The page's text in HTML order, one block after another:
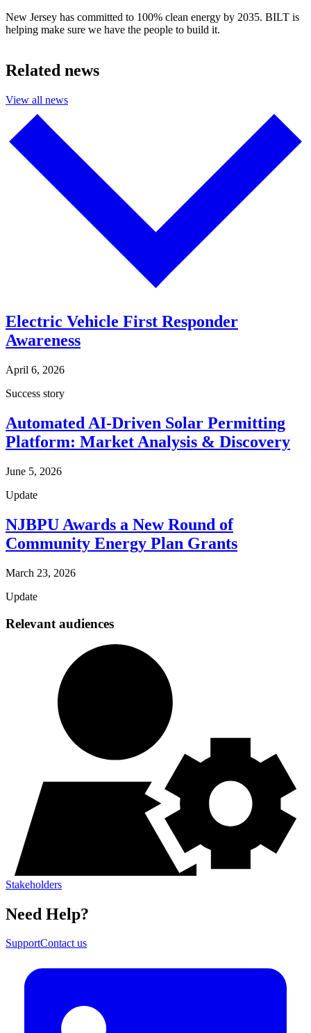
New Jersey has committed to 100% clean energy by 2035. BILT is
helping make sure we have the people to build it.​​​​‌ ‍ ​‍​‍‌‍ ‌ ​‍‌‍‍‌‌‍‌ ‌‍‍‌‌‍ ‍​‍​‍​ ‍‍​‍​‍‌ ​ ‌‍​‌‌‍ ‍‌‍‍‌‌ ‌​‌ ‍‌​‍ ‍‌‍‍‌‌‍ ​‍​‍​‍ ​​‍​‍‌‍‍​‌ ​‍‌‍‌‌‌‍‌‍​‍​‍​ ‍‍​‍​‍‌‍‍​‌ ‌​‌ ‌​‌ ​​​ ‍‍​‍ ​‍ ‌‍ ​‌‍ ‌‍​ ‌‍​‌‌‍ ​‌‍‍​‌‍ ‌ ​ ‌ ‌​​ ‍‍​ ​ ​ ​ ​ ​ ​ ​ ​‍ ‌‍‍‌‌‍ ‍‌ ‌​‌‍‌‌‌‍ ‍‌ ‌​​‍ ‌‍‌‌‌‍‌​‌‍‍‌‌ ‌​​‍ ‌‍ ‌‌‍ ‌‍‌​‌‍‌‌​ ‌‌ ​​‌ ​‍‌‍‌‌‌ ​ ‌‍‌‌‌‍ ‍‌ ‌​‌‍​‌‌ ‌​‌‍‍‌‌‍ ‌‍ ‍​ ‍ ‌‍‍‌‌‍‌​​ ‌​ ‍‌‌‍‌‍‌‍​ ​ ‌​​ ‌ ‌‍​ ​ ‍​​ ‌‍​‍ ‌‌‍​‍​ ‍​​ ‌‍​ ‌‍​‍ ‌​ ‌​​ ‌‍‌‍​‌​ ​​​‍ ‌‌‍​‍​ ‌ ‌‍‌‍‌‍​‍​‍ ‌‌‍‌‍​ ‍‌​ ‌ ​ ​‍‌‍‌‌‌‍​‍‌‍‌‍​ ​​‌‍‌‌‌‍‌‌‌‍‌‍​ ‍‌​ ‍ ‌ ‌​‌ ‍‌‌ ​​‌‍‌‌​ ‌‌‍​‌‌ ​‍‌ ‌​‌‍‍‌‌‍​ ‌‍ ​‌‍‌‌​ ‍ ‌ ​​‌‍​‌‌ ‌​‌‍‍​​ ‌‌ ​ ‌‍‌‌‌‍​ ‌ ‌​‌‍‍‌‌‍ ‌‍ ‍‌ ​ ​‍‌‌​ ‌‌‌​​‍‌‌ ‌‍‍ ‌‍‌‌‌ ‍‌​‍‌‌​ ​ ‌​‌​​‍‌‌​ ​ ‌​‌​​‍‌‌​ ​‍​ ​‍​ ‌‌​ ‌ ‌‍​‌‌‍​‌‌‍​ ​ ​​‌‍‌​‌‍​‍‌‍​ ‌‍‌​‌‍‌‍​ ‌ ​‍‌‌​ ​‍​ ​‍​‍‌‌​ ‌‌‌​‌​​‍ ‍‌‍​ ‌‍ ‌‍ ‍‌ ‌​‌‍‌‌‌‍ ‍‌ ‌​​‍‌‌​ ‌‌‌​​‍‌‌ ‌‍‍ ‌‍‌‌‌ ‍‌​‍‌‌​ ​ ‌​‌​​‍‌‌​ ​ ‌​‌​​‍‌‌​ ​‍​ ​‍​ ‌‌​ ‌​‌‍‌‍​ ​‌​ ​ ​ ​​‌‍​ ‌‍​ ‌‍‌​​ ‌ ​ ‌​​ ‌‍​‍‌‌​ ​‍​ ​‍​‍‌‌​ ‌‌‌​‌​​‍ ‍‌‍​ ‌‍‍​‌‍‍‌‌‍ ​‌‍‌​‌ ​‍‌‍‌‌‌‍ ‍​‍‌‌​ ‌‌‌​​‍‌‌ ‌‍‍ ‌‍‌‌‌ ‍‌​‍‌‌​ ​ ‌​‌​​‍‌‌​ ​ ‌​‌​​‍‌‌​ ​‍​ ​‍‌‍​‌​ ‍‌​ ‌​‌‍‌‌​ ‌‌‌‍​‍​ ​​​ ‌‍‌‍​ ​ ​ ​ ​‌‌‍‌‍​‍‌‌​ ​‍​ ​‍​‍‌‌​ ‌‌‌​‌​​‍ ‍‌ ‌​‌‍‌‌‌ ‍​‌ ‌​​ ‌‍​‍‌‍​‌‌ ​ ‌‍‌‌‌‌‌‌‌ ​‍‌‍ ​​ ‌‌‍‍​‌ ‌​‌ ‌​‌ ​​​‍‌‌​ ​ ‌​​‌​‍‌‌​ ​‍‌​‌‍​‍‌‌​ ​‍‌​‌‍‌‍ ​‌‍ ‌‍​ ‌‍​‌‌‍ ​‌‍‍​‌‍ ‌ ​ ‌ ‌​​‍‌‌​ ​ ‌​​‌​ ​ ​ ​ ​ ​ ​ ​ ​‍‌‍‌‍‍‌‌‍‌​​ ‌​ ‍‌‌‍‌‍‌‍​ ​ ‌​​ ‌ ‌‍​ ​ ‍​​ ‌‍​‍ ‌‌‍​‍​ ‍​​ ‌‍​ ‌‍​‍ ‌​ ‌​​ ‌‍‌‍​‌​ ​​​‍ ‌‌‍​‍​ ‌ ‌‍‌‍‌‍​‍​‍ ‌‌‍‌‍​ ‍‌​ ‌ ​ ​‍‌‍‌‌‌‍​‍‌‍‌‍​ ​​‌‍‌‌‌‍‌‌‌‍‌‍​ ‍‌​‍‌‍‌ ‌​‌ ‍‌‌ ​​‌‍‌‌​ ‌‌‍​‌‌ ​‍‌ ‌​‌‍‍‌‌‍​ ‌‍ ​‌‍‌‌​‍‌‍‌ ​​‌‍​‌‌ ‌​‌‍‍​​ ‌‌ ​ ‌‍‌‌‌‍​ ‌ ‌​‌‍‍‌‌‍ ‌‍ ‍‌ ​ ​‍‌‌​ ‌‌‌​​‍‌‌ ‌‍‍ ‌‍‌‌‌ ‍‌​‍‌‌​ ​ ‌​‌​​‍‌‌​ ​ ‌​‌​​‍‌‌​ ​‍​ ​‍​ ‌‌​ ‌ ‌‍​‌‌‍​‌‌‍​ ​ ​​‌‍‌​‌‍​‍‌‍​ ‌‍‌​‌‍‌‍​ ‌ ​‍‌‌​ ​‍​ ​‍​‍‌‌​ ‌‌‌​‌​​‍ ‍‌‍​ ‌‍ ‌‍ ‍‌ ‌​‌‍‌‌‌‍ ‍‌ ‌​​‍‌‌​ ‌‌‌​​‍‌‌ ‌‍‍ ‌‍‌‌‌ ‍‌​‍‌‌​ ​ ‌​‌​​‍‌‌​ ​ ‌​‌​​‍‌‌​ ​‍​ ​‍​ ‌‌​ ‌​‌‍‌‍​ ​‌​ ​ ​ ​​‌‍​ ‌‍​ ‌‍‌​​ ‌ ​ ‌​​ ‌‍​‍‌‌​ ​‍​ ​‍​‍‌‌​ ‌‌‌​‌​​‍ ‍‌‍​ ‌‍‍​‌‍‍‌‌‍ ​‌‍‌​‌ ​‍‌‍‌‌‌‍ ‍​‍‌‌​ ‌‌‌​​‍‌‌ ‌‍‍ ‌‍‌‌‌ ‍‌​‍‌‌​ ​ ‌​‌​​‍‌‌​ ​ ‌​‌​​‍‌‌​ ​‍​ ​‍‌‍​‌​ ‍‌​ ‌​‌‍‌‌​ ‌‌‌‍​‍​ ​​​ ‌‍‌‍​ ​ ​ ​ ​‌‌‍‌‍​‍‌‌​ ​‍​ ​‍​‍‌‌​ ‌‌‌​‌​​‍ ‍‌ ‌​‌‍‌‌‌ ‍​‌ ‌​​‍‌‍‌ ​​‌‍‌‌‌ ​‍‌ ​ ‌ ​​‌‍‌‌‌‍​ ‌ ‌​‌‍‍‌‌ ‌‍‌‍‌‌​ ‌‌ ​​‌ ‌‌‌‍​‍‌‍ ​‌‍‍‌‌ ​ ‌‍‍​‌‍‌‌‌‍‌​​‍​‍‌ ‌
Related news
View all news
Electric Vehicle First Responder
Awareness​​​​‌ ‍ ​‍​‍‌‍ ‌ ​‍‌‍‍‌‌‍‌ ‌‍‍‌‌‍ ‍​‍​‍​ ‍‍​‍​‍‌ ​ ‌‍​‌‌‍ ‍‌‍‍‌‌ ‌​‌ ‍‌​‍ ‍‌‍‍‌‌‍ ​‍​‍​‍ ​​‍​‍‌‍‍​‌ ​‍‌‍‌‌‌‍‌‍​‍​‍​ ‍‍​‍​‍‌‍‍​‌ ‌​‌ ‌​‌ ​​​ ‍‍​‍ ​‍ ‌‍ ​‌‍ ‌‍​ ‌‍​‌‌‍ ​‌‍‍​‌‍ ‌ ​ ‌ ‌​​ ‍‍​ ​ ​ ​ ​ ​ ​ ​ ​‍ ‌‍‍‌‌‍ ‍‌ ‌​‌‍‌‌‌‍ ‍‌ ‌​​‍ ‌‍‌‌‌‍‌​‌‍‍‌‌ ‌​​‍ ‌‍ ‌‌‍ ‌‍‌​‌‍‌‌​ ‌‌ ​​‌ ​‍‌‍‌‌‌ ​ ‌‍‌‌‌‍ ‍‌ ‌​‌‍​‌‌ ‌​‌‍‍‌‌‍ ‌‍ ‍​ ‍ ‌‍‍‌‌‍‌​​ ‌​ ​​​ ‌​‌‍‌‍‌‍‌​​ ​ ​ ​‌‌‍​ ​ ‌‌​‍ ‌‌‍‌​​ ‍‌​ ‌ ​ ‍​​‍ ‌​ ‌​​ ‌‍​ ​ ​ ‌‍​‍ ‌​ ‍‌​ ​‍​ ‌​​ ​ ​‍ ‌​ ​‌​ ‍​‌‍​‍​ ​‌​ ‌‌​ ‌ ‌‍​ ​ ‌‍‌‍‌‍​ ​​​ ‌‍‌‍​‌​ ‍ ‌ ‌​‌ ‍‌‌ ​​‌‍‌‌​ ‌‌‍​‌‌ ​‍‌ ‌​‌‍‍‌‌‍​ ‌‍ ​‌‍‌‌​ ‍ ‌ ​​‌‍​‌‌ ‌​‌‍‍​​ ‌‌ ‌​‌‍‍‌‌ ‌​‌‍ ​‌‍‌‌​ ‌‍​‍‌‍​‌‌ ​ ‌‍‌‌‌‌‌‌‌ ​‍‌‍ ​​ ‌‌‍‍​‌ ‌​‌ ‌​‌ ​​​‍‌‌​ ​ ‌​​‌​‍‌‌​ ​‍‌​‌‍​‍‌‌​ ​‍‌​‌‍‌‍ ​‌‍ ‌‍​ ‌‍​‌‌‍ ​‌‍‍​‌‍ ‌ ​ ‌ ‌​​‍‌‌​ ​ ‌​​‌​ ​ ​ ​ ​ ​ ​ ​ ​‍‌‍‌‍‍‌‌‍‌​​ ‌​ ​​​ ‌​‌‍‌‍‌‍‌​​ ​ ​ ​‌‌‍​ ​ ‌‌​‍ ‌‌‍‌​​ ‍‌​ ‌ ​ ‍​​‍ ‌​ ‌​​ ‌‍​ ​ ​ ‌‍​‍ ‌​ ‍‌​ ​‍​ ‌​​ ​ ​‍ ‌​ ​‌​ ‍​‌‍​‍​ ​‌​ ‌‌​ ‌ ‌‍​ ​ ‌‍‌‍‌‍​ ​​​ ‌‍‌‍​‌​‍‌‍‌ ‌​‌ ‍‌‌ ​​‌‍‌‌​ ‌‌‍​‌‌ ​‍‌ ‌​‌‍‍‌‌‍​ ‌‍ ​‌‍‌‌​‍‌‍‌ ​​‌‍​‌‌ ‌​‌‍‍​​ ‌‌ ‌​‌‍‍‌‌ ‌​‌‍ ​‌‍‌‌​‍‌‍‌ ​​‌‍‌‌‌ ​‍‌ ​ ‌ ​​‌‍‌‌‌‍​ ‌ ‌​‌‍‍‌‌ ‌‍‌‍‌‌​ ‌‌ ​​‌ ‌‌‌‍​‍‌‍ ​‌‍‍‌‌ ​ ‌‍‍​‌‍‌‌‌‍‌​​‍​‍‌ ‌
April 6, 2026
Success story
Automated AI-Driven Solar Permitting
Platform: Market Analysis & Discovery​​​​‌ ‍ ​‍​‍‌‍ ‌ ​‍‌‍‍‌‌‍‌ ‌‍‍‌‌‍ ‍​‍​‍​ ‍‍​‍​‍‌ ​ ‌‍​‌‌‍ ‍‌‍‍‌‌ ‌​‌ ‍‌​‍ ‍‌‍‍‌‌‍ ​‍​‍​‍ ​​‍​‍‌‍‍​‌ ​‍‌‍‌‌‌‍‌‍​‍​‍​ ‍‍​‍​‍‌‍‍​‌ ‌​‌ ‌​‌ ​​​ ‍‍​‍ ​‍ ‌‍ ​‌‍ ‌‍​ ‌‍​‌‌‍ ​‌‍‍​‌‍ ‌ ​ ‌ ‌​​ ‍‍​ ​ ​ ​ ​ ​ ​ ​ ​‍ ‌‍‍‌‌‍ ‍‌ ‌​‌‍‌‌‌‍ ‍‌ ‌​​‍ ‌‍‌‌‌‍‌​‌‍‍‌‌ ‌​​‍ ‌‍ ‌‌‍ ‌‍‌​‌‍‌‌​ ‌‌ ​​‌ ​‍‌‍‌‌‌ ​ ‌‍‌‌‌‍ ‍‌ ‌​‌‍​‌‌ ‌​‌‍‍‌‌‍ ‌‍ ‍​ ‍ ‌‍‍‌‌‍‌​​ ‌​ ​​​ ‍​‌‍‌​​ ‍‌​ ​​​ ‌‌​ ‍​‌‍​‌​‍ ‌‌‍​‌​ ​‌​ ​ ​ ​‌​‍ ‌​ ‌​​ ​‍​ ‌​‌‍‌‌​‍ ‌​ ‍​​ ​ ​ ​‌​ ​‍​‍ ‌​ ​​‌‍‌‍​ ​​​ ‌‌‌‍​ ​ ‍​​ ‍‌​ ‌​​ ‌ ‌‍‌‌​ ‌ ​ ​‌​ ‍ ‌ ‌​‌ ‍‌‌ ​​‌‍‌‌​ ‌‌‍​‌‌ ​‍‌ ‌​‌‍‍‌‌‍​ ‌‍ ​‌‍‌‌​ ‍ ‌ ​​‌‍​‌‌ ‌​‌‍‍​​ ‌‌ ‌​‌‍‍‌‌ ‌​‌‍ ​‌‍‌‌​ ‌‍​‍‌‍​‌‌ ​ ‌‍‌‌‌‌‌‌‌ ​‍‌‍ ​​ ‌‌‍‍​‌ ‌​‌ ‌​‌ ​​​‍‌‌​ ​ ‌​​‌​‍‌‌​ ​‍‌​‌‍​‍‌‌​ ​‍‌​‌‍‌‍ ​‌‍ ‌‍​ ‌‍​‌‌‍ ​‌‍‍​‌‍ ‌ ​ ‌ ‌​​‍‌‌​ ​ ‌​​‌​ ​ ​ ​ ​ ​ ​ ​ ​‍‌‍‌‍‍‌‌‍‌​​ ‌​ ​​​ ‍​‌‍‌​​ ‍‌​ ​​​ ‌‌​ ‍​‌‍​‌​‍ ‌‌‍​‌​ ​‌​ ​ ​ ​‌​‍ ‌​ ‌​​ ​‍​ ‌​‌‍‌‌​‍ ‌​ ‍​​ ​ ​ ​‌​ ​‍​‍ ‌​ ​​‌‍‌‍​ ​​​ ‌‌‌‍​ ​ ‍​​ ‍‌​ ‌​​ ‌ ‌‍‌‌​ ‌ ​ ​‌​‍‌‍‌ ‌​‌ ‍‌‌ ​​‌‍‌‌​ ‌‌‍​‌‌ ​‍‌ ‌​‌‍‍‌‌‍​ ‌‍ ​‌‍‌‌​‍‌‍‌ ​​‌‍​‌‌ ‌​‌‍‍​​ ‌‌ ‌​‌‍‍‌‌ ‌​‌‍ ​‌‍‌‌​‍‌‍‌ ​​‌‍‌‌‌ ​‍‌ ​ ‌ ​​‌‍‌‌‌‍​ ‌ ‌​‌‍‍‌‌ ‌‍‌‍‌‌​ ‌‌ ​​‌ ‌‌‌‍​‍‌‍ ​‌‍‍‌‌ ​ ‌‍‍​‌‍‌‌‌‍‌​​‍​‍‌ ‌
June 5, 2026
Update
NJBPU Awards a New Round of
Community Energy Plan Grants​​​​‌ ‍ ​‍​‍‌‍ ‌ ​‍‌‍‍‌‌‍‌ ‌‍‍‌‌‍ ‍​‍​‍​ ‍‍​‍​‍‌ ​ ‌‍​‌‌‍ ‍‌‍‍‌‌ ‌​‌ ‍‌​‍ ‍‌‍‍‌‌‍ ​‍​‍​‍ ​​‍​‍‌‍‍​‌ ​‍‌‍‌‌‌‍‌‍​‍​‍​ ‍‍​‍​‍‌‍‍​‌ ‌​‌ ‌​‌ ​​​ ‍‍​‍ ​‍ ‌‍ ​‌‍ ‌‍​ ‌‍​‌‌‍ ​‌‍‍​‌‍ ‌ ​ ‌ ‌​​ ‍‍​ ​ ​ ​ ​ ​ ​ ​ ​‍ ‌‍‍‌‌‍ ‍‌ ‌​‌‍‌‌‌‍ ‍‌ ‌​​‍ ‌‍‌‌‌‍‌​‌‍‍‌‌ ‌​​‍ ‌‍ ‌‌‍ ‌‍‌​‌‍‌‌​ ‌‌ ​​‌ ​‍‌‍‌‌‌ ​ ‌‍‌‌‌‍ ‍‌ ‌​‌‍​‌‌ ‌​‌‍‍‌‌‍ ‌‍ ‍​ ‍ ‌‍‍‌‌‍‌​​ ‌​ ​‍​ ‍​​ ​ ‌‍​ ​ ​ ​ ​​​ ‌‌‌‍​ ​‍ ‌​ ‌‌‌‍‌‌​ ​​‌‍‌‍​‍ ‌​ ‌​​ ​‍​ ‌ ‌‍‌‌​‍ ‌‌‍​‌‌‍​‌​ ​‌​ ​​​‍ ‌​ ‌​​ ​​​ ‌ ‌‍‌‌​ ‌ ​ ‍​​ ‌‌​ ‍‌‌‍​‌​ ‌ ​ ‌‍‌‍‌‌​ ‍ ‌ ‌​‌ ‍‌‌ ​​‌‍‌‌​ ‌‌‍​‌‌ ​‍‌ ‌​‌‍‍‌‌‍​ ‌‍ ​‌‍‌‌​ ‍ ‌ ​​‌‍​‌‌ ‌​‌‍‍​​ ‌‌ ‌​‌‍‍‌‌ ‌​‌‍ ​‌‍‌‌​ ‌‍​‍‌‍​‌‌ ​ ‌‍‌‌‌‌‌‌‌ ​‍‌‍ ​​ ‌‌‍‍​‌ ‌​‌ ‌​‌ ​​​‍‌‌​ ​ ‌​​‌​‍‌‌​ ​‍‌​‌‍​‍‌‌​ ​‍‌​‌‍‌‍ ​‌‍ ‌‍​ ‌‍​‌‌‍ ​‌‍‍​‌‍ ‌ ​ ‌ ‌​​‍‌‌​ ​ ‌​​‌​ ​ ​ ​ ​ ​ ​ ​ ​‍‌‍‌‍‍‌‌‍‌​​ ‌​ ​‍​ ‍​​ ​ ‌‍​ ​ ​ ​ ​​​ ‌‌‌‍​ ​‍ ‌​ ‌‌‌‍‌‌​ ​​‌‍‌‍​‍ ‌​ ‌​​ ​‍​ ‌ ‌‍‌‌​‍ ‌‌‍​‌‌‍​‌​ ​‌​ ​​​‍ ‌​ ‌​​ ​​​ ‌ ‌‍‌‌​ ‌ ​ ‍​​ ‌‌​ ‍‌‌‍​‌​ ‌ ​ ‌‍‌‍‌‌​‍‌‍‌ ‌​‌ ‍‌‌ ​​‌‍‌‌​ ‌‌‍​‌‌ ​‍‌ ‌​‌‍‍‌‌‍​ ‌‍ ​‌‍‌‌​‍‌‍‌ ​​‌‍​‌‌ ‌​‌‍‍​​ ‌‌ ‌​‌‍‍‌‌ ‌​‌‍ ​‌‍‌‌​‍‌‍‌ ​​‌‍‌‌‌ ​‍‌ ​ ‌ ​​‌‍‌‌‌‍​ ‌ ‌​‌‍‍‌‌ ‌‍‌‍‌‌​ ‌‌ ​​‌ ‌‌‌‍​‍‌‍ ​‌‍‍‌‌ ​ ‌‍‍​‌‍‌‌‌‍‌​​‍​‍‌ ‌
March 23, 2026
Update
Relevant audiences
Stakeholders​​​​‌ ‍ ​‍​‍‌‍ ‌ ​‍‌‍‍‌‌‍‌ ‌‍‍‌‌‍ ‍​‍​‍​ ‍‍​‍​‍‌ ​ ‌‍​‌‌‍ ‍‌‍‍‌‌ ‌​‌ ‍‌​‍ ‍‌‍‍‌‌‍ ​‍​‍​‍ ​​‍​‍‌‍‍​‌ ​‍‌‍‌‌‌‍‌‍​‍​‍​ ‍‍​‍​‍‌‍‍​‌ ‌​‌ ‌​‌ ​​​ ‍‍​‍ ​‍ ‌‍ ​‌‍ ‌‍​ ‌‍​‌‌‍ ​‌‍‍​‌‍ ‌ ​ ‌ ‌​​ ‍‍​ ​ ​ ​ ​ ​ ​ ​ ​‍ ‌‍‍‌‌‍ ‍‌ ‌​‌‍‌‌‌‍ ‍‌ ‌​​‍ ‌‍‌‌‌‍‌​‌‍‍‌‌ ‌​​‍ ‌‍ ‌‌‍ ‌‍‌​‌‍‌‌​ ‌‌ ​​‌ ​‍‌‍‌‌‌ ​ ‌‍‌‌‌‍ ‍‌ ‌​‌‍​‌‌ ‌​‌‍‍‌‌‍ ‌‍ ‍​ ‍ ‌‍‍‌‌‍‌​​ ‌‌‍‌​​ ​‌‌‍​‍​ ‍​​ ‌​‌‍​‌​ ​​​ ‍​​‍ ‌​ ‌​​ ​ ​ ​‍​ ‌​​‍ ‌​ ‌​​ ‍​‌‍‌‍‌‍‌‍​‍ ‌‌‍​‌​ ‌​​ ​ ​ ‌‍​‍ ‌​ ‌​​ ​‍​ ‌ ​ ​​​ ‌‍‌‍​‍‌‍​‍​ ​‌​ ​ ‌‍‌​‌‍‌‍‌‍‌‌​ ‍ ‌ ‌​‌ ‍‌‌ ​​‌‍‌‌​ ‌‌‍​‌‌ ‌‌‌‍‌​‌‍‍‌‌‍‌‌‌‍ ‍‌‍​ ‌‍‌‌​ ‍ ‌ ​​‌‍​‌‌ ‌​‌‍‍​​ ‌‌ ‌​‌‍‍‌‌ ‌​‌‍ ​‌‍‌‌​ ‌‍​‍‌‍​‌‌ ​ ‌‍‌‌‌‌‌‌‌ ​‍‌‍ ​​ ‌‌‍‍​‌ ‌​‌ ‌​‌ ​​​‍‌‌​ ​ ‌​​‌​‍‌‌​ ​‍‌​‌‍​‍‌‌​ ​‍‌​‌‍‌‍ ​‌‍ ‌‍​ ‌‍​‌‌‍ ​‌‍‍​‌‍ ‌ ​ ‌ ‌​​‍‌‌​ ​ ‌​​‌​ ​ ​ ​ ​ ​ ​ ​ ​‍‌‍‌‍‍‌‌‍‌​​ ‌‌‍‌​​ ​‌‌‍​‍​ ‍​​ ‌​‌‍​‌​ ​​​ ‍​​‍ ‌​ ‌​​ ​ ​ ​‍​ ‌​​‍ ‌​ ‌​​ ‍​‌‍‌‍‌‍‌‍​‍ ‌‌‍​‌​ ‌​​ ​ ​ ‌‍​‍ ‌​ ‌​​ ​‍​ ‌ ​ ​​​ ‌‍‌‍​‍‌‍​‍​ ​‌​ ​ ‌‍‌​‌‍‌‍‌‍‌‌​‍‌‍‌ ‌​‌ ‍‌‌ ​​‌‍‌‌​ ‌‌‍​‌‌ ‌‌‌‍‌​‌‍‍‌‌‍‌‌‌‍ ‍‌‍​ ‌‍‌‌​‍‌‍‌ ​​‌‍​‌‌ ‌​‌‍‍​​ ‌‌ ‌​‌‍‍‌‌ ‌​‌‍ ​‌‍‌‌​‍‌‍‌ ​​‌‍‌‌‌ ​‍‌ ​ ‌ ​​‌‍‌‌‌‍​ ‌ ‌​‌‍‍‌‌ ‌‍‌‍‌‌​ ‌‌ ​​‌ ‌‌‌‍​‍‌‍ ​‌‍‍‌‌ ​ ‌‍‍​‌‍‌‌‌‍‌​​‍​‍‌ ‌
Need Help?​​​​‌ ‍ ​‍​‍‌‍ ‌ ​‍‌‍‍‌‌‍‌ ‌‍‍‌‌‍ ‍​‍​‍​ ‍‍​‍​‍‌ ​ ‌‍​‌‌‍ ‍‌‍‍‌‌ ‌​‌ ‍‌​‍ ‍‌‍‍‌‌‍ ​‍​‍​‍ ​​‍​‍‌‍‍​‌ ​‍‌‍‌‌‌‍‌‍​‍​‍​ ‍‍​‍​‍‌‍‍​‌ ‌​‌ ‌​‌ ​​​ ‍‍​‍ ​‍ ‌‍ ​‌‍ ‌‍​ ‌‍​‌‌‍ ​‌‍‍​‌‍ ‌ ​ ‌ ‌​​ ‍‍​ ​ ​ ​ ​ ​ ​ ​ ​‍ ‌‍‍‌‌‍ ‍‌ ‌​‌‍‌‌‌‍ ‍‌ ‌​​‍ ‌‍‌‌‌‍‌​‌‍‍‌‌ ‌​​‍ ‌‍ ‌‌‍ ‌‍‌​‌‍‌‌​ ‌‌ ​​‌ ​‍‌‍‌‌‌ ​ ‌‍‌‌‌‍ ‍‌ ‌​‌‍​‌‌ ‌​‌‍‍‌‌‍ ‌‍ ‍​ ‍ ‌‍‍‌‌‍‌​​ ‌‌ ​ ‌‍‍‌‌ ‌​‌‍‌‌‌​‌‍‌‍ ‌‍ ‌ ‌​‌‍‌‌‌ ​‍​ ‍ ‌ ‌​‌ ‍‌‌ ​​‌‍‌‌​ ‌‌‍‌‍‌‍ ‌‍ ‌ ‌​‌‍‌‌‌ ​‍​ ‍ ‌ ​​‌‍​‌‌ ‌​‌‍‍​​ ‌‌‍ ‌‌‍‌‌‌‍ ‍‌ ‌‌‌ ​ ​‍‌‌​ ‌‌‌​​‍‌‌ ‌‍‍ ‌‍‌‌‌ ‍‌​‍‌‌​ ​ ‌​‌​​‍‌‌​ ​ ‌​‌​​‍‌‌​ ​‍​ ​‍‌‍‌‌‌‍‌‍​ ​‌​ ‌ ​ ​‌‌‍​ ‌‍‌‌‌‍​‌​ ‍‌‌‍‌​​ ​‍‌‍​ ​‍‌‌​ ​‍​ ​‍​‍‌‌​ ‌‌‌​‌​​‍ ‍‌‍‍​‌‍‌‌‌‍​‌‌‍‌​‌‍‍‌‌‍ ‍‌‍‌ ​ ‌‍​‍‌‍​‌‌ ​ ‌‍‌‌‌‌‌‌‌ ​‍‌‍ ​​ ‌‌‍‍​‌ ‌​‌ ‌​‌ ​​​‍‌‌​ ​ ‌​​‌​‍‌‌​ ​‍‌​‌‍​‍‌‌​ ​‍‌​‌‍‌‍ ​‌‍ ‌‍​ ‌‍​‌‌‍ ​‌‍‍​‌‍ ‌ ​ ‌ ‌​​‍‌‌​ ​ ‌​​‌​ ​ ​ ​ ​ ​ ​ ​ ​‍‌‍‌‍‍‌‌‍‌​​ ‌‌ ​ ‌‍‍‌‌ ‌​‌‍‌‌‌​‌‍‌‍ ‌‍ ‌ ‌​‌‍‌‌‌ ​‍​‍‌‍‌ ‌​‌ ‍‌‌ ​​‌‍‌‌​ ‌‌‍‌‍‌‍ ‌‍ ‌ ‌​‌‍‌‌‌ ​‍​‍‌‍‌ ​​‌‍​‌‌ ‌​‌‍‍​​ ‌‌‍ ‌‌‍‌‌‌‍ ‍‌ ‌‌‌ ​ ​‍‌‌​ ‌‌‌​​‍‌‌ ‌‍‍ ‌‍‌‌‌ ‍‌​‍‌‌​ ​ ‌​‌​​‍‌‌​ ​ ‌​‌​​‍‌‌​ ​‍​ ​‍‌‍‌‌‌‍‌‍​ ​‌​ ‌ ​ ​‌‌‍​ ‌‍‌‌‌‍​‌​ ‍‌‌‍‌​​ ​‍‌‍​ ​‍‌‌​ ​‍​ ​‍​‍‌‌​ ‌‌‌​‌​​‍ ‍‌‍‍​‌‍‌‌‌‍​‌‌‍‌​‌‍‍‌‌‍ ‍‌‍‌ ​‍‌‍‌ ​​‌‍‌‌‌ ​‍‌ ​ ‌ ​​‌‍‌‌‌‍​ ‌ ‌​‌‍‍‌‌ ‌‍‌‍‌‌​ ‌‌ ​​‌ ‌‌‌‍​‍‌‍ ​‌‍‍‌‌ ​ ‌‍‍​‌‍‌‌‌‍‌​​‍​‍‌ ‌
Support​​​​‌ ‍ ​‍​‍‌‍ ‌ ​‍‌‍‍‌‌‍‌ ‌‍‍‌‌‍ ‍​‍​‍​ ‍‍​‍​‍‌ ​ ‌‍​‌‌‍ ‍‌‍‍‌‌ ‌​‌ ‍‌​‍ ‍‌‍‍‌‌‍ ​‍​‍​‍ ​​‍​‍‌‍‍​‌ ​‍‌‍‌‌‌‍‌‍​‍​‍​ ‍‍​‍​‍‌‍‍​‌ ‌​‌ ‌​‌ ​​​ ‍‍​‍ ​‍ ‌‍ ​‌‍ ‌‍​ ‌‍​‌‌‍ ​‌‍‍​‌‍ ‌ ​ ‌ ‌​​ ‍‍​ ​ ​ ​ ​ ​ ​ ​ ​‍ ‌‍‍‌‌‍ ‍‌ ‌​‌‍‌‌‌‍ ‍‌ ‌​​‍ ‌‍‌‌‌‍‌​‌‍‍‌‌ ‌​​‍ ‌‍ ‌‌‍ ‌‍‌​‌‍‌‌​ ‌‌ ​​‌ ​‍‌‍‌‌‌ ​ ‌‍‌‌‌‍ ‍‌ ‌​‌‍​‌‌ ‌​‌‍‍‌‌‍ ‌‍ ‍​ ‍ ‌‍‍‌‌‍‌​​ ‌‌ ​ ‌‍‍‌‌ ‌​‌‍‌‌‌​‌‍‌‍ ‌‍ ‌ ‌​‌‍‌‌‌ ​‍​ ‍ ‌ ‌​‌ ‍‌‌ ​​‌‍‌‌​ ‌‌‍‌‍‌‍ ‌‍ ‌ ‌​‌‍‌‌‌ ​‍​ ‍ ‌ ​​‌‍​‌‌ ‌​‌‍‍​​ ‌‌‍ ‌‌‍‌‌‌‍ ‍‌ ‌‌‌ ​ ​‍‌‌​ ‌‌‌​​‍‌‌ ‌‍‍ ‌‍‌‌‌ ‍‌​‍‌‌​ ​ ‌​‌​​‍‌‌​ ​ ‌​‌​​‍‌‌​ ​‍​ ​‍‌‍‌‌‌‍‌‍​ ​‌​ ‌ ​ ​‌‌‍​ ‌‍‌‌‌‍​‌​ ‍‌‌‍‌​​ ​‍‌‍​ ​‍‌‌​ ​‍​ ​‍​‍‌‌​ ‌‌‌​‌​​‍ ‍‌‍‍‌‌ ‌​‌‍‌‌‌‍ ‌‌ ​ ​‍‌‌​ ‌‌‌​​‍‌‌ ‌‍‍ ‌‍‌‌‌ ‍‌​‍‌‌​ ​ ‌​‌​​‍‌‌​ ​ ‌​‌​​‍‌‌​ ​‍​ ​‍‌‍​‌​ ‌‌​ ‍‌‌‍‌‍‌‍‌‌‌‍‌​‌‍​ ​ ​‍‌‍​‌‌‍‌​‌‍​‌‌‍​‍​‍‌‌​ ​‍​ ​‍​‍‌‌​ ‌‌‌​‌​​‍ ‍‌ ‌​‌‍‌‌‌ ‍​‌ ‌​​ ‌‍​‍‌‍​‌‌ ​ ‌‍‌‌‌‌‌‌‌ ​‍‌‍ ​​ ‌‌‍‍​‌ ‌​‌ ‌​‌ ​​​‍‌‌​ ​ ‌​​‌​‍‌‌​ ​‍‌​‌‍​‍‌‌​ ​‍‌​‌‍‌‍ ​‌‍ ‌‍​ ‌‍​‌‌‍ ​‌‍‍​‌‍ ‌ ​ ‌ ‌​​‍‌‌​ ​ ‌​​‌​ ​ ​ ​ ​ ​ ​ ​ ​‍‌‍‌‍‍‌‌‍‌​​ ‌‌ ​ ‌‍‍‌‌ ‌​‌‍‌‌‌​‌‍‌‍ ‌‍ ‌ ‌​‌‍‌‌‌ ​‍​‍‌‍‌ ‌​‌ ‍‌‌ ​​‌‍‌‌​ ‌‌‍‌‍‌‍ ‌‍ ‌ ‌​‌‍‌‌‌ ​‍​‍‌‍‌ ​​‌‍​‌‌ ‌​‌‍‍​​ ‌‌‍ ‌‌‍‌‌‌‍ ‍‌ ‌‌‌ ​ ​‍‌‌​ ‌‌‌​​‍‌‌ ‌‍‍ ‌‍‌‌‌ ‍‌​‍‌‌​ ​ ‌​‌​​‍‌‌​ ​ ‌​‌​​‍‌‌​ ​‍​ ​‍‌‍‌‌‌‍‌‍​ ​‌​ ‌ ​ ​‌‌‍​ ‌‍‌‌‌‍​‌​ ‍‌‌‍‌​​ ​‍‌‍​ ​‍‌‌​ ​‍​ ​‍​‍‌‌​ ‌‌‌​‌​​‍ ‍‌‍‍‌‌ ‌​‌‍‌‌‌‍ ‌‌ ​ ​‍‌‌​ ‌‌‌​​‍‌‌ ‌‍‍ ‌‍‌‌‌ ‍‌​‍‌‌​ ​ ‌​‌​​‍‌‌​ ​ ‌​‌​​‍‌‌​ ​‍​ ​‍‌‍​‌​ ‌‌​ ‍‌‌‍‌‍‌‍‌‌‌‍‌​‌‍​ ​ ​‍‌‍​‌‌‍‌​‌‍​‌‌‍​‍​‍‌‌​ ​‍​ ​‍​‍‌‌​ ‌‌‌​‌​​‍ ‍‌ ‌​‌‍‌‌‌ ‍​‌ ‌​​‍‌‍‌ ​​‌‍‌‌‌ ​‍‌ ​ ‌ ​​‌‍‌‌‌‍​ ‌ ‌​‌‍‍‌‌ ‌‍‌‍‌‌​ ‌‌ ​​‌ ‌‌‌‍​‍‌‍ ​‌‍‍‌‌ ​ ‌‍‍​‌‍‌‌‌‍‌​​‍​‍‌ ‌Contact us​​​​‌ ‍ ​‍​‍‌‍ ‌ ​‍‌‍‍‌‌‍‌ ‌‍‍‌‌‍ ‍​‍​‍​ ‍‍​‍​‍‌ ​ ‌‍​‌‌‍ ‍‌‍‍‌‌ ‌​‌ ‍‌​‍ ‍‌‍‍‌‌‍ ​‍​‍​‍ ​​‍​‍‌‍‍​‌ ​‍‌‍‌‌‌‍‌‍​‍​‍​ ‍‍​‍​‍‌‍‍​‌ ‌​‌ ‌​‌ ​​​ ‍‍​‍ ​‍ ‌‍ ​‌‍ ‌‍​ ‌‍​‌‌‍ ​‌‍‍​‌‍ ‌ ​ ‌ ‌​​ ‍‍​ ​ ​ ​ ​ ​ ​ ​ ​‍ ‌‍‍‌‌‍ ‍‌ ‌​‌‍‌‌‌‍ ‍‌ ‌​​‍ ‌‍‌‌‌‍‌​‌‍‍‌‌ ‌​​‍ ‌‍ ‌‌‍ ‌‍‌​‌‍‌‌​ ‌‌ ​​‌ ​‍‌‍‌‌‌ ​ ‌‍‌‌‌‍ ‍‌ ‌​‌‍​‌‌ ‌​‌‍‍‌‌‍ ‌‍ ‍​ ‍ ‌‍‍‌‌‍‌​​ ‌‌ ​ ‌‍‍‌‌ ‌​‌‍‌‌‌​‌‍‌‍ ‌‍ ‌ ‌​‌‍‌‌‌ ​‍​ ‍ ‌ ‌​‌ ‍‌‌ ​​‌‍‌‌​ ‌‌‍‌‍‌‍ ‌‍ ‌ ‌​‌‍‌‌‌ ​‍​ ‍ ‌ ​​‌‍​‌‌ ‌​‌‍‍​​ ‌‌‍ ‌‌‍‌‌‌‍ ‍‌ ‌‌‌ ​ ​‍‌‌​ ‌‌‌​​‍‌‌ ‌‍‍ ‌‍‌‌‌ ‍‌​‍‌‌​ ​ ‌​‌​​‍‌‌​ ​ ‌​‌​​‍‌‌​ ​‍​ ​‍‌‍‌‌‌‍‌‍​ ​‌​ ‌ ​ ​‌‌‍​ ‌‍‌‌‌‍​‌​ ‍‌‌‍‌​​ ​‍‌‍​ ​‍‌‌​ ​‍​ ​‍​‍‌‌​ ‌‌‌​‌​​‍ ‍‌‍‍‌‌ ‌​‌‍‌‌‌‍ ‌‌ ​ ​‍‌‌​ ‌‌‌​​‍‌‌ ‌‍‍ ‌‍‌‌‌ ‍‌​‍‌‌​ ​ ‌​‌​​‍‌‌​ ​ ‌​‌​​‍‌‌​ ​‍​ ​‍​ ‍​‌‍​ ​ ‍​‌‍​‌‌‍‌​‌‍​‍​ ‌‌​ ​ ​ ​ ​ ‌‌​ ‌ ​ ‍​​‍‌‌​ ​‍​ ​‍​‍‌‌​ ‌‌‌​‌​​‍ ‍‌ ‌​‌‍‌‌‌ ‍​‌ ‌​​ ‌‍​‍‌‍​‌‌ ​ ‌‍‌‌‌‌‌‌‌ ​‍‌‍ ​​ ‌‌‍‍​‌ ‌​‌ ‌​‌ ​​​‍‌‌​ ​ ‌​​‌​‍‌‌​ ​‍‌​‌‍​‍‌‌​ ​‍‌​‌‍‌‍ ​‌‍ ‌‍​ ‌‍​‌‌‍ ​‌‍‍​‌‍ ‌ ​ ‌ ‌​​‍‌‌​ ​ ‌​​‌​ ​ ​ ​ ​ ​ ​ ​ ​‍‌‍‌‍‍‌‌‍‌​​ ‌‌ ​ ‌‍‍‌‌ ‌​‌‍‌‌‌​‌‍‌‍ ‌‍ ‌ ‌​‌‍‌‌‌ ​‍​‍‌‍‌ ‌​‌ ‍‌‌ ​​‌‍‌‌​ ‌‌‍‌‍‌‍ ‌‍ ‌ ‌​‌‍‌‌‌ ​‍​‍‌‍‌ ​​‌‍​‌‌ ‌​‌‍‍​​ ‌‌‍ ‌‌‍‌‌‌‍ ‍‌ ‌‌‌ ​ ​‍‌‌​ ‌‌‌​​‍‌‌ ‌‍‍ ‌‍‌‌‌ ‍‌​‍‌‌​ ​ ‌​‌​​‍‌‌​ ​ ‌​‌​​‍‌‌​ ​‍​ ​‍‌‍‌‌‌‍‌‍​ ​‌​ ‌ ​ ​‌‌‍​ ‌‍‌‌‌‍​‌​ ‍‌‌‍‌​​ ​‍‌‍​ ​‍‌‌​ ​‍​ ​‍​‍‌‌​ ‌‌‌​‌​​‍ ‍‌‍‍‌‌ ‌​‌‍‌‌‌‍ ‌‌ ​ ​‍‌‌​ ‌‌‌​​‍‌‌ ‌‍‍ ‌‍‌‌‌ ‍‌​‍‌‌​ ​ ‌​‌​​‍‌‌​ ​ ‌​‌​​‍‌‌​ ​‍​ ​‍​ ‍​‌‍​ ​ ‍​‌‍​‌‌‍‌​‌‍​‍​ ‌‌​ ​ ​ ​ ​ ‌‌​ ‌ ​ ‍​​‍‌‌​ ​‍​ ​‍​‍‌‌​ ‌‌‌​‌​​‍ ‍‌ ‌​‌‍‌‌‌ ‍​‌ ‌​​‍‌‍‌ ​​‌‍‌‌‌ ​‍‌ ​ ‌ ​​‌‍‌‌‌‍​ ‌ ‌​‌‍‍‌‌ ‌‍‌‍‌‌​ ‌‌ ​​‌ ‌‌‌‍​‍‌‍ ​‌‍‍‌‌ ​ ‌‍‍​‌‍‌‌‌‍‌​​‍​‍‌ ‌